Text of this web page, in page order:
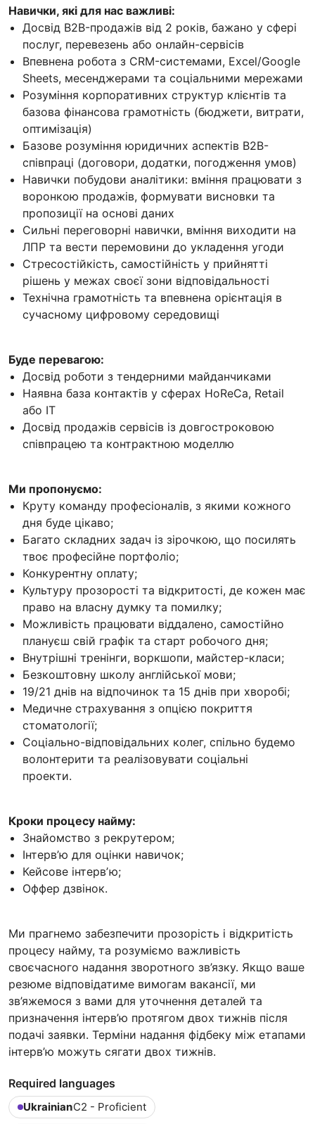
Навички, які для нас важливі:
Досвід B2B-продажів від 2 років, бажано у сфері
послуг, перевезень або онлайн-сервісів
Впевнена робота з CRM-системами, Excel/Google
Sheets, месенджерами та соціальними мережами
Розуміння корпоративних структур клієнтів та
базова фінансова грамотність (бюджети, витрати,
оптимізація)
Базове розуміння юридичних аспектів B2B-
співпраці (договори, додатки, погодження умов)
Навички побудови аналітики: вміння працювати з
воронкою продажів, формувати висновки та
пропозиції на основі даних
Сильні переговорні навички, вміння виходити на
ЛПР та вести перемовини до укладення угоди
Стресостійкість, самостійність у прийнятті
рішень у межах своєї зони відповідальності
Технічна грамотність та впевнена орієнтація в
сучасному цифровому середовищі
Буде перевагою:
Досвід роботи з тендерними майданчиками
Наявна база контактів у сферах HoReCa, Retail
або IT
Досвід продажів сервісів із довгостроковою
співпрацею та контрактною моделлю
Ми пропонуємо:
Круту команду професіоналів, з якими кожного
дня буде цікаво;
Багато складних задач із зірочкою, що посилять
твоє професійне портфоліо;
Конкурентну оплату;
Культуру прозорості та відкритості, де кожен має
право на власну думку та помилку;
Можливість працювати віддалено, самостійно
плануєш свій графік та старт робочого дня;
Внутрішні тренінги, воркшопи, майстер-класи;
Безкоштовну школу англійської мови;
19/21 днів на відпочинок та 15 днів при хворобі;
Медичне страхування з опцією покриття
стоматології;
Соціально-відповідальних колег, спільно будемо
волонтерити та реалізовувати соціальні
проекти.
Кроки процесу найму:
Знайомство з рекрутером;
Інтерв’ю для оцінки навичок;
Кейсове інтервʼю;
Оффер дзвінок.
Ми прагнемо забезпечити прозорість і відкритість
процесу найму, та розуміємо важливість
своєчасного надання зворотного зв’язку. Якщо ваше
резюме відповідатиме вимогам вакансії, ми
зв’яжемося з вами для уточнення деталей та
призначення інтерв’ю протягом двох тижнів після
подачі заявки. Терміни надання фідбеку між етапами
інтерв’ю можуть сягати двох тижнів.
Required languages
UkrainianC2 - Proficient